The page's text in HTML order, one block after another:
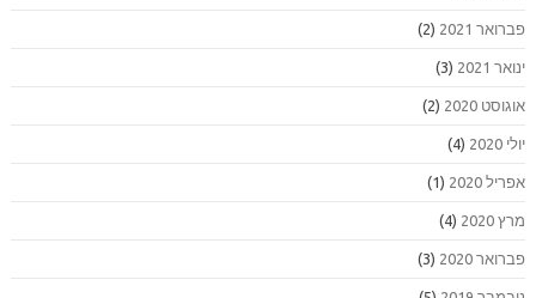
פברואר 2021 (2)
ינואר 2021 (3)
אוגוסט 2020 (2)
יולי 2020 (4)
אפריל 2020 (1)
מרץ 2020 (4)
פברואר 2020 (3)